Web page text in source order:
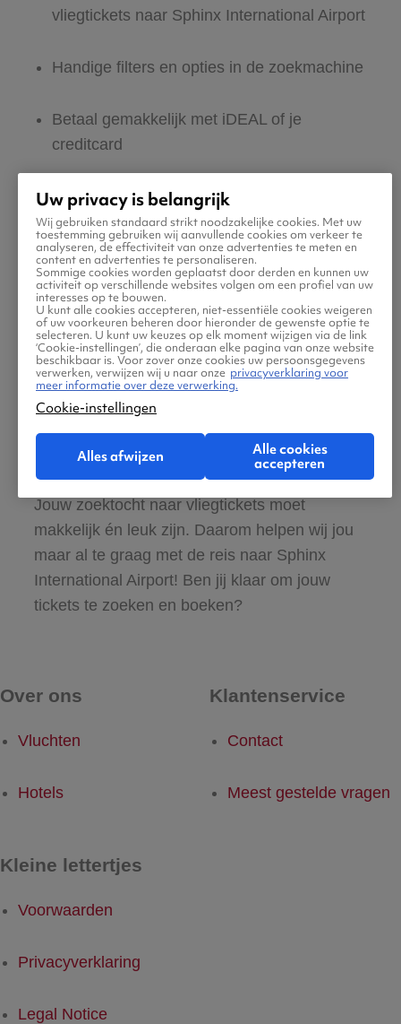
vliegtickets naar Sphinx International Airport
Handige filters en opties in de zoekmachine
Betaal gemakkelijk met iDEAL of je
creditcard
Nederlandstalige site en klantenservice:
365 dagen per jaar bereikbaar
Zeker van veilig boeken en betalen
Boek ook direct een hotel of huurauto via
Vliegtickets.be
Gratis tips, reisadvies en speciale
International Airport
Jouw zoektocht naar vliegtickets moet
makkelijk én leuk zijn. Daarom helpen wij jou
maar al te graag met de reis naar Sphinx
International Airport! Ben jij klaar om jouw
tickets te zoeken en boeken?
Over ons
Vluchten
Hotels
Klantenservice
Contact
Meest gestelde vragen
Kleine lettertjes
Voorwaarden
Privacyverklaring
Legal Notice
Uw privacy is belangrijk
Wij gebruiken standaard strikt noodzakelijke cookies. Met uw
toestemming gebruiken wij aanvullende cookies om verkeer te
analyseren, de effectiviteit van onze advertenties te meten en
content en advertenties te personaliseren.
Sommige cookies worden geplaatst door derden en kunnen uw
activiteit op verschillende websites volgen om een profiel van uw
interesses op te bouwen.
U kunt alle cookies accepteren, niet-essentiële cookies weigeren
of uw voorkeuren beheren door hieronder de gewenste optie te
selecteren. U kunt uw keuzes op elk moment wijzigen via de link
‘Cookie-instellingen’, die onderaan elke pagina van onze website
beschikbaar is. Voor zover onze cookies uw persoonsgegevens
verwerken, verwijzen wij u naar onze privacyverklaring voor
meer informatie over deze verwerking.
Cookie-instellingen
Alles afwijzen
Alle cookies
accepteren